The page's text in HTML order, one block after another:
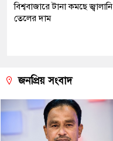
বিশ্ববাজারে টানা কমছে জ্বালানি
তেলের দাম
জনপ্রিয় সংবাদ